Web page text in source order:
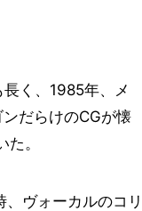
く、1985年、メ
だらけのCGが懐
。
ヴォーカルのコリ